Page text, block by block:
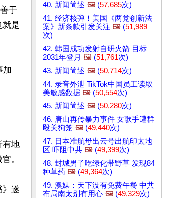
于
就是
加
有地
。
》遂
40. 新闻简述 🖼️ (57,685次)
41. 经济核弹！美国《两党创新法
案》新条款引发关注 🖼️ (51,989
次)
42. 韩国成功发射自研火箭 目标
2031年登月 🖼️ (51,761次)
43. 新闻简述 🖼️ (50,714次)
44. 录音外泄 TikTok中国员工读取
美敏感数据 🖼️ (50,554次)
45. 新闻简述 🖼️ (50,280次)
46. 唐山再传暴力事件 女歌手遭群
殴关狗笼 🖼️ (49,440次)
47. 日本准航母出云号出航印太地
区 吓阻中共 🖼️ (49,399次)
48. 封城男子吃绿化带野草 发现84
种草药 🖼️ (49,364次)
49. 澳媒：天下没有免费午餐 中共
布局南太别有用心 🖼️ (49,329次)